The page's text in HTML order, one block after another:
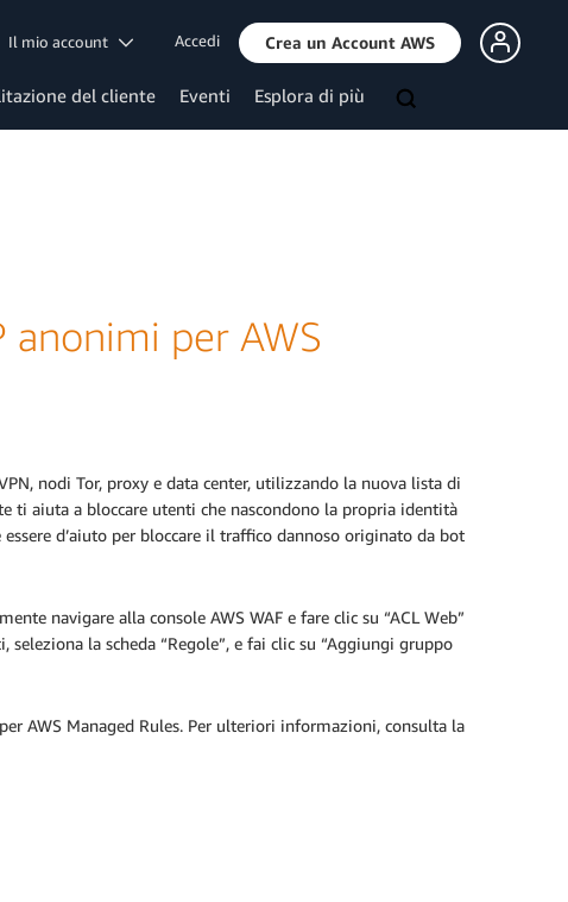
Il mio account Accedi Crea un Account AWS
del cliente Eventi Esplora di più
anonimi per AWS
nodi Tor, proxy e data center, utilizzando la nuova lista di
ti aiuta a bloccare utenti che nascondono la propria identità
d’aiuto per bloccare il traffico dannoso originato da bot
navigare alla console AWS WAF e fare clic su “ACL Web”
la scheda “Regole”, e fai clic su “Aggiungi gruppo
AWS Managed Rules. Per ulteriori informazioni, consulta la